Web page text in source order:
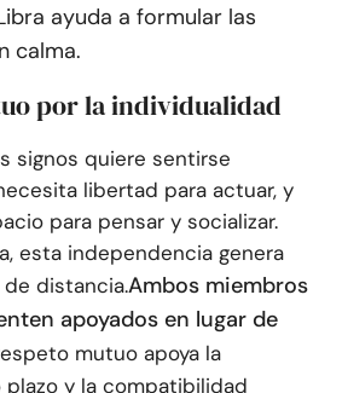
ayuda a formular las
calma.
por la individualidad
signos quiere sentirse
libertad para actuar, y
para pensar y socializar.
esta independencia genera
distancia.Ambos miembros
apoyados en lugar de
mutuo apoya la
y la compatibilidad